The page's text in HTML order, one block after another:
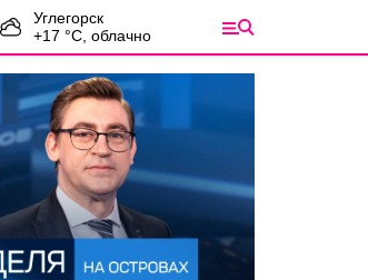
Углегорск
+17 °С, облачно